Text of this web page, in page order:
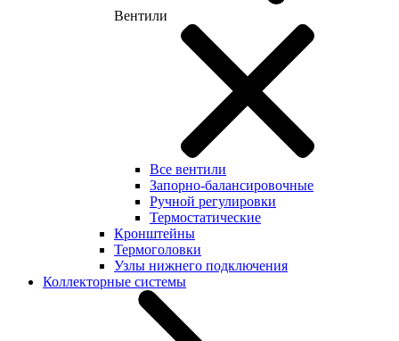
Вентили
Все вентили
Запорно-балансировочные
Ручной регулировки
Термостатические
Кронштейны
Термоголовки
Узлы нижнего подключения
Коллекторные системы